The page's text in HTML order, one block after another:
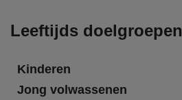
Leeftijds doelgroepen
Kinderen
Jong volwassenen